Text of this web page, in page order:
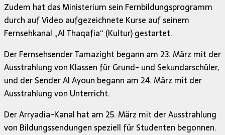
Zudem hat das Ministerium sein Fernbildungsprogramm
durch auf Video aufgezeichnete Kurse auf seinem
Fernsehkanal „Al Thaqafia“ (Kultur) gestartet.
Der Fernsehsender Tamazight begann am 23. März mit der
Ausstrahlung von Klassen für Grund- und Sekundarschüler,
und der Sender Al Ayoun begann am 24. März mit der
Ausstrahlung von Unterricht.
Der Arryadia-Kanal hat am 25. März mit der Ausstrahlung
von Bildungssendungen speziell für Studenten begonnen.